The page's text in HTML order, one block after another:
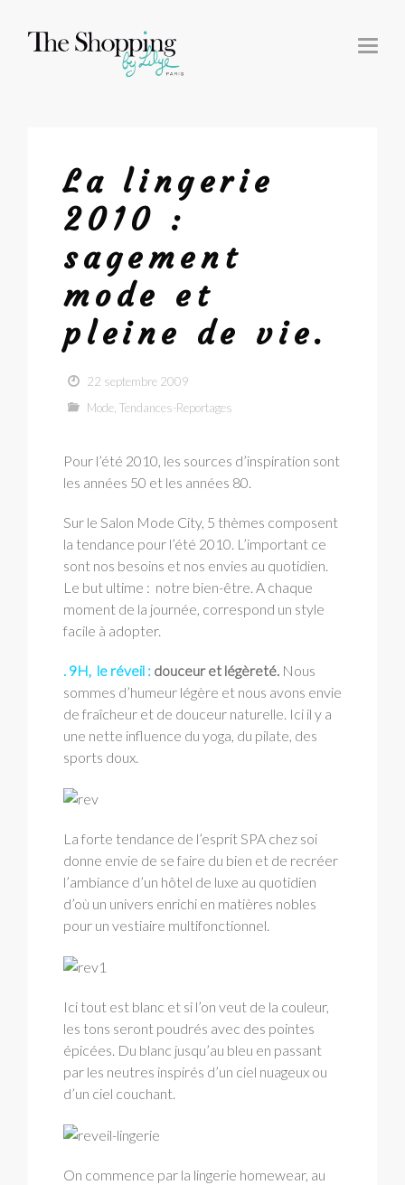
T
O
La lingerie
2010 :
sagement
mode et
pleine de vie.
22 septembre 2009
Mode Tendances-Reportages
Pour l’été 2010, les sources d’inspiration sont
les années 50 et les années 80.
Sur le Salon Mode City, 5 thèmes composent
la tendance pour l’été 2010. L’important ce
sont nos besoins et nos envies au quotidien.
Le but ultime : notre bien-être. A chaque
moment de la journée, correspond un style
facile à adopter.
. 9H, le réveil : douceur et légèreté. Nous
sommes d’humeur légère et nous avons envie
de fraîcheur et de douceur naturelle. Ici il y a
une nette influence du yoga, du pilate, des
sports doux.
La forte tendance de l’esprit SPA chez soi
donne envie de se faire du bien et de recréer
l’ambiance d’un hôtel de luxe au quotidien
d’où un univers enrichi en matières nobles
pour un vestiaire multifonctionnel.
Ici tout est blanc et si l’on veut de la couleur,
les tons seront poudrés avec des pointes
épicées. Du blanc jusqu’au bleu en passant
par les neutres inspirés d’un ciel nuageux ou
d’un ciel couchant.
On commence par la lingerie homewear, au